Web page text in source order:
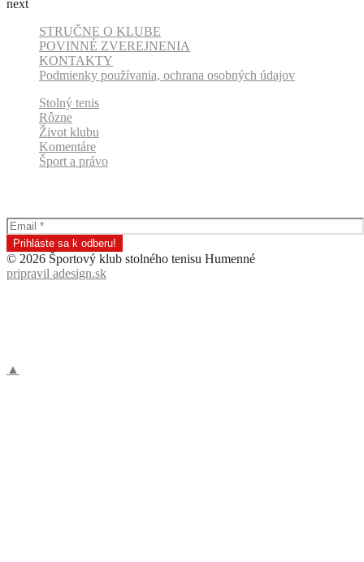
next
STRUČNE O KLUBE
POVINNÉ ZVEREJNENIA
KONTAKTY
Podmienky používania, ochrana osobných údajov
Stolný tenis
Rôzne
Život klubu
Komentáre
Šport a právo
© 2026 Športový klub stolného tenisu Humenné
pripravil adesign.sk
▲